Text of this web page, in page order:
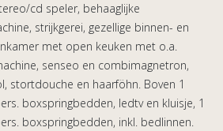
cd speler, behaaglijke
strijkgerei, gezellige binnen- en
met open keuken met o.a.
senseo en combimagnetron,
stortdouche en haarföhn. Boven 1
boxspringbedden, ledtv en kluisje, 1
boxspringbedden, inkl. bedlinnen.